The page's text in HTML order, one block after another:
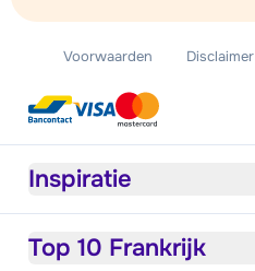
Voorwaarden Disclaimer
Inspiratie
Top 10 Frankrijk